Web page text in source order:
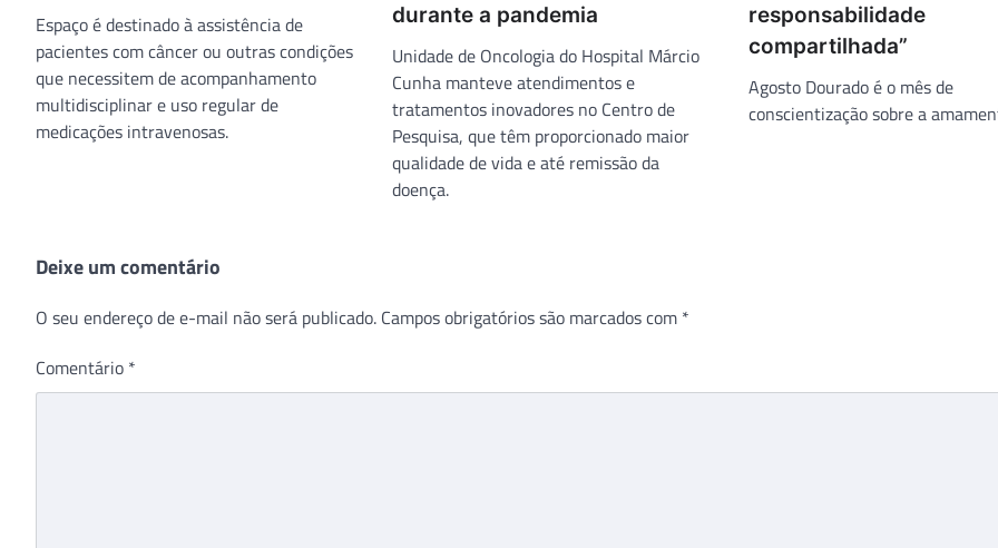
Espaço é destinado à assistência de
pacientes com câncer ou outras condições
que necessitem de acompanhamento
multidisciplinar e uso regular de
medicações intravenosas.
durante a pandemia
Unidade de Oncologia do Hospital Márcio
Cunha manteve atendimentos e
tratamentos inovadores no Centro de
Pesquisa, que têm proporcionado maior
qualidade de vida e até remissão da
doença.
responsabilidade
compartilhada”
Agosto Dourado é o mês de
conscientização sobre a
Deixe um comentário
O seu endereço de e-mail não será publicado. Campos obrigatórios são marcados com *
Comentário *